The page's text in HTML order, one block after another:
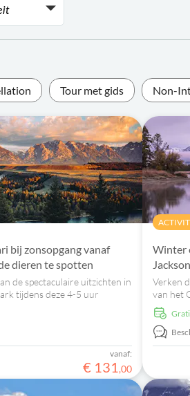
Tour met gids Non-
bij zonsopgang vanaf
dieren te spotten
de spectaculaire uitzichten in
tijdens deze 4-5 uur
onder andere grizzlyberen,
bizons in hun natuurlijke
vanaf:
€ 131,00
Winter
Verken
van het
tijdens